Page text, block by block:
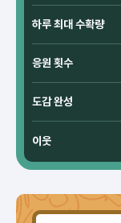
하루 최대 수확량
응원 횟수
도감 완성
이웃